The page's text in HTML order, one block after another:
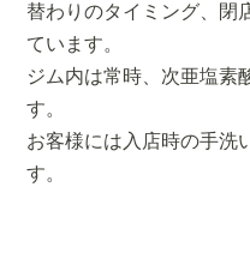
替わりのタイミング、閉
ています。
ジム内は常時、次亜塩素
す。
お客様には入店時の手洗
す。